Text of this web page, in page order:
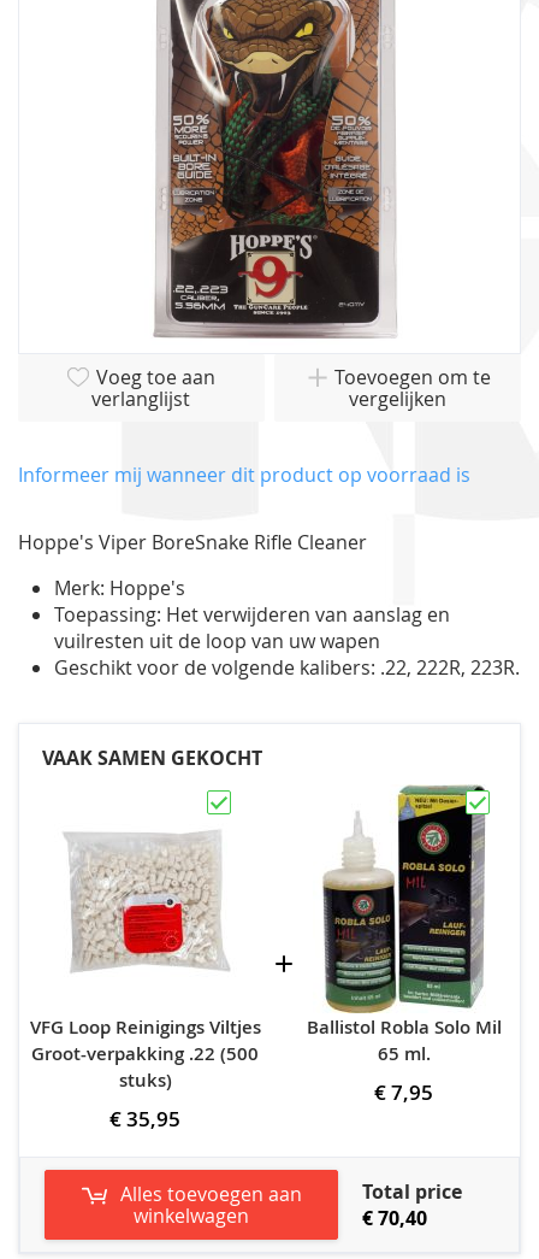
van
gallerij
Voeg toe aan
verlanglijst
Toevoegen om te
vergelijken
Informeer mij wanneer dit product op voorraad is
Hoppe's Viper BoreSnake Rifle Cleaner
Merk: Hoppe's
Toepassing: Het verwijderen van aanslag en
vuilresten uit de loop van uw wapen
Geschikt voor de volgende kalibers: .22, 222R, 223R.
VAAK SAMEN GEKOCHT
VFG Loop Reinigings Viltjes
Groot-verpakking .22 (500
stuks)
€ 35,95
Ballistol Robla Solo Mil
65 ml.
€ 7,95
Alles toevoegen aan
winkelwagen
Total price
€ 70,40